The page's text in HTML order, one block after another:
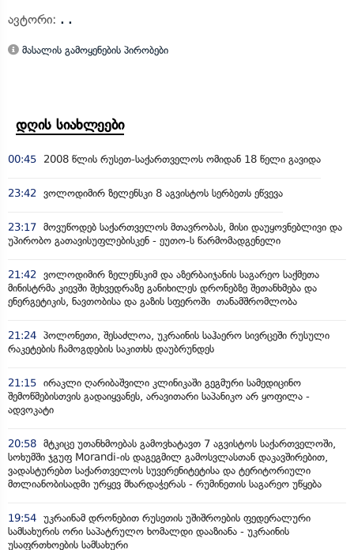
ავტორი: . .
მასალის გამოყენების პირობები
დღის სიახლეები
00:45 2008 წლის რუსეთ-საქართველოს ომიდან 18 წელი გავიდა
23:42 ვოლოდიმირ ზელენსკი 8 აგვისტოს სერბეთს ეწვევა
23:17 მოვუწოდებ საქართველოს მთავრობას, მისი დაუყოვნებლივი და
უპირობო გათავისუფლებისკენ - ეუთო-ს წარმომადგენელი
21:42 ვოლოდიმირ ზელენსკიმ და აზერბაიჯანის საგარეო საქმეთა
მინისტრმა კიევში შეხვედრაზე განიხილეს დრონებზე შეთანხმება და
ენერგეტიკის, ნავთობისა და გაზის სფეროში თანამშრომლობა
21:24 პოლონეთი, შესაძლოა, უკრაინის საჰაერო სივრცეში რუსული
რაკეტების ჩამოგდების საკითხს დაუბრუნდეს
21:15 ირაკლი ღარიბაშვილი კლინიკაში გეგმური სამედიცინო
შემოწმებისთვის გადაიყვანეს, არავითარი საპანიკო არ ყოფილა -
ადვოკატი
20:58 მტკიცე უთანხმოებას გამოვხატავთ 7 აგვისტოს საქართველოში,
სოხუმში ჯგუფ Morandi-ის დაგეგმილ გამოსვლასთან დაკავშირებით,
ვადასტურებთ საქართველოს სუვერენიტეტისა და ტერიტორიული
მთლიანობისადმი ურყევ მხარდაჭერას - რუმინეთის საგარეო უწყება
19:54 უკრაინამ დრონებით რუსეთის უშიშროების ფედერალური
სამსახურის ორი საპატრულო ხომალდი დააზიანა - უკრაინის
უსაფრთხოების სამსახური